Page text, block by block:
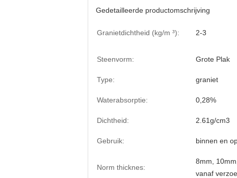
Gedetailleerde productomschrijving
Granietdichtheid (kg/m ³): 2-3
Steenvorm: Grote Plak
Type: graniet
Waterabsorptie: 0,28%
Dichtheid: 2.61g/cm3
Gebruik: binnen en
Norm thicknes:
8mm,
vanaf